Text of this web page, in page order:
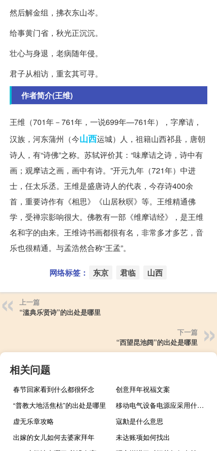
然后解金组，拂衣东山岑。
给事黄门省，秋光正沉沉。
壮心与身退，老病随年侵。
君子从相访，重玄其可寻。
作者简介(王维)
王维（701年－761年，一说699年—761年），字摩诘，
汉族，河东蒲州（今山西运城）人，祖籍山西祁县，唐朝
诗人，有“诗佛”之称。苏轼评价其：“味摩诘之诗，诗中有
画；观摩诘之画，画中有诗。”开元九年（721年）中进
士，任太乐丞。王维是盛唐诗人的代表，今存诗400余
首，重要诗作有《相思》《山居秋暝》等。王维精通佛
学，受禅宗影响很大。佛教有一部《维摩诘经》，是王维
名和字的由来。王维诗书画都很有名，非常多才多艺，音
乐也很精通。与孟浩然合称“王孟”。
网络标签： 东京 君临 山西
上一篇
“滥典乐贤诗”的出处是哪里
下一篇
“西望昆池阔”的出处是哪里
相关问题
春节回家看到什么都很怀念
创意拜年祝福文案
“普教大地活焦枯”的出处是哪里
移动电气设备电源应采用什么电缆
虚无乐章攻略
寇勷是什么意思
出嫁的女儿如何去婆家拜年
未达账项如何找出